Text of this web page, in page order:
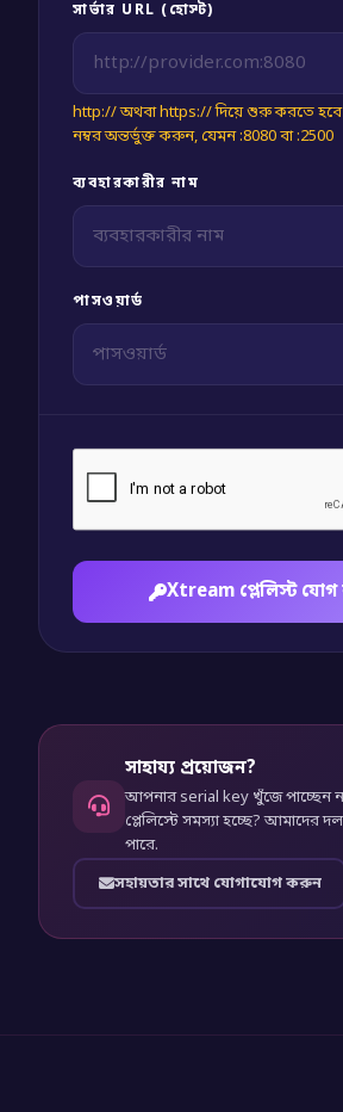
সার্ভার URL (হোস্ট)
http:// অথবা https:// দিয়ে শুরু করতে
নম্বর অন্তর্ভুক্ত করুন, যেমন :8080 বা :2500
ব্যবহারকারীর নাম
পাসওয়ার্ড
Xtream প্লেলিস্ট
সাহায্য প্রয়োজন?
আপনার serial key খুঁজে পাচ্ছেন
প্লেলিস্টে সমস্যা হচ্ছে? আমাদের
পারে.
সহায়তার সাথে যোগাযোগ করুন